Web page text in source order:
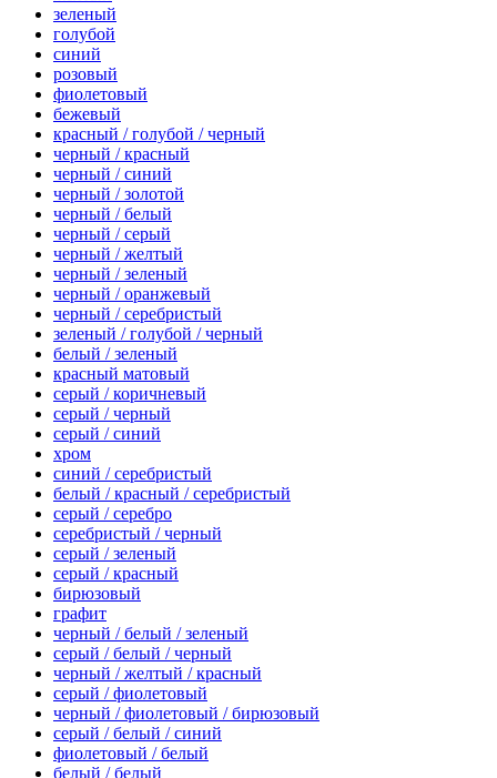
зеленый
голубой
синий
розовый
фиолетовый
бежевый
красный / голубой / черный
черный / красный
черный / синий
черный / золотой
черный / белый
черный / серый
черный / желтый
черный / зеленый
черный / оранжевый
черный / серебристый
зеленый / голубой / черный
белый / зеленый
красный матовый
серый / коричневый
серый / черный
серый / синий
хром
синий / серебристый
белый / красный / серебристый
серый / серебро
серебристый / черный
серый / зеленый
серый / красный
бирюзовый
графит
черный / белый / зеленый
серый / белый / черный
черный / желтый / красный
серый / фиолетовый
черный / фиолетовый / бирюзовый
серый / белый / синий
фиолетовый / белый
белый / белый